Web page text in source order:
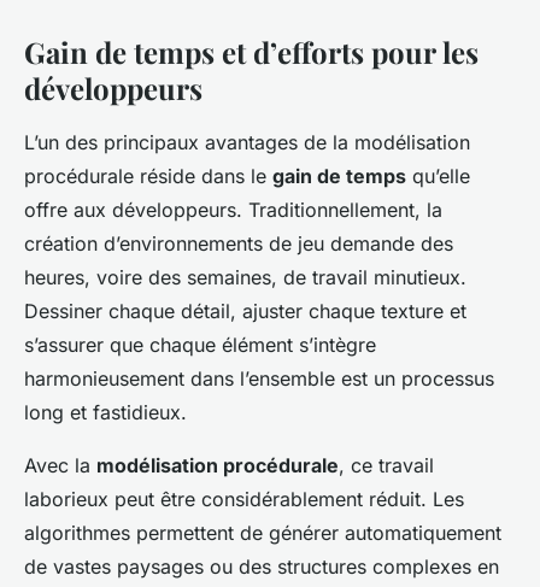
Gain de temps et d’efforts pour les
développeurs
L’un des principaux avantages de la modélisation
procédurale réside dans le gain de temps qu’elle
offre aux développeurs. Traditionnellement, la
création d’environnements de jeu demande des
heures, voire des semaines, de travail minutieux.
Dessiner chaque détail, ajuster chaque texture et
s’assurer que chaque élément s’intègre
harmonieusement dans l’ensemble est un processus
long et fastidieux.
Avec la modélisation procédurale, ce travail
laborieux peut être considérablement réduit. Les
algorithmes permettent de générer automatiquement
de vastes paysages ou des structures complexes en